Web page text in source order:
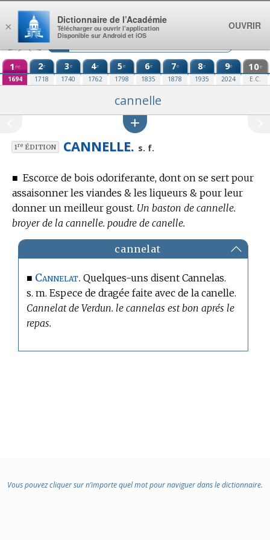
Aller au contenu
1 re
1694
2e
1718
3e
1740
4e
1762
5e
1798
6e
1835
7e
1878
8e
1935
9e
2024
10e
E.C.
cannelle
1reÉDITION CANNELLE. s. f.
■ Escorce de bois odoriferante, dont on se sert pour
assaisonner les viandes & les liqueurs & pour leur
donner un meilleur goust. Un baston de cannelle.
broyer de la cannelle. poudre de canelle.
cannelat
■ Cannelat. Quelques-uns disent Cannelas.
s. m. Espece de dragée faite avec de la canelle.
Cannelat de Verdun. le cannelas est bon aprés le
repas.
Vous pouvez cliquer sur n’importe quel mot pour naviguer dans le dictionnaire.
×
Dictionnaire de l’Académie
Télécharger ou ouvrir l’application
Disponible sur Android et iOS
OUVRIR